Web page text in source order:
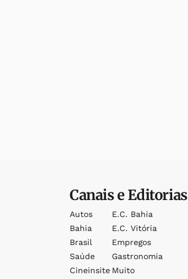
Canais e Editorias
Autos
Bahia
Brasil
Saúde
Cineinsite
E.c. Bahia
E.c. Vitória
Empregos
Gastronomia
Muito